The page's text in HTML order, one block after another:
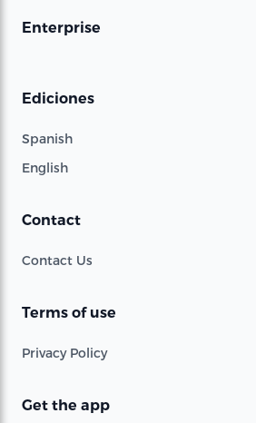
Enterprise
Ediciones
Spanish
English
Contact
Contact Us
Terms of use
Privacy Policy
Get the app